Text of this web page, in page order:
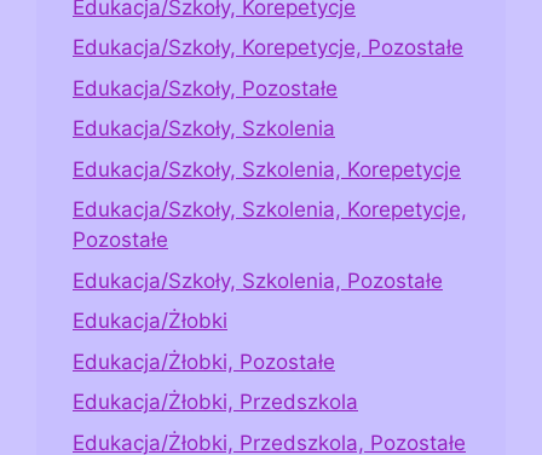
Edukacja/Szkoły, Korepetycje
Edukacja/Szkoły, Korepetycje, Pozostałe
Edukacja/Szkoły, Pozostałe
Edukacja/Szkoły, Szkolenia
Edukacja/Szkoły, Szkolenia, Korepetycje
Edukacja/Szkoły, Szkolenia, Korepetycje,
Pozostałe
Edukacja/Szkoły, Szkolenia, Pozostałe
Edukacja/Żłobki
Edukacja/Żłobki, Pozostałe
Edukacja/Żłobki, Przedszkola
Edukacja/Żłobki, Przedszkola, Pozostałe